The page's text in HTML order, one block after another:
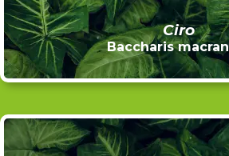
Ciro
Baccharis